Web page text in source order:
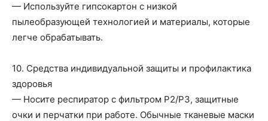
— Используйте гипсокартон с низкой
пылеобразующей технологией и материалы, которые
легче обрабатывать.
10. Средства индивидуальной защиты и профилактика
здоровья
— Носите респиратор с фильтром P2/P3, защитные
очки и перчатки при работе. Обычные тканевые маски